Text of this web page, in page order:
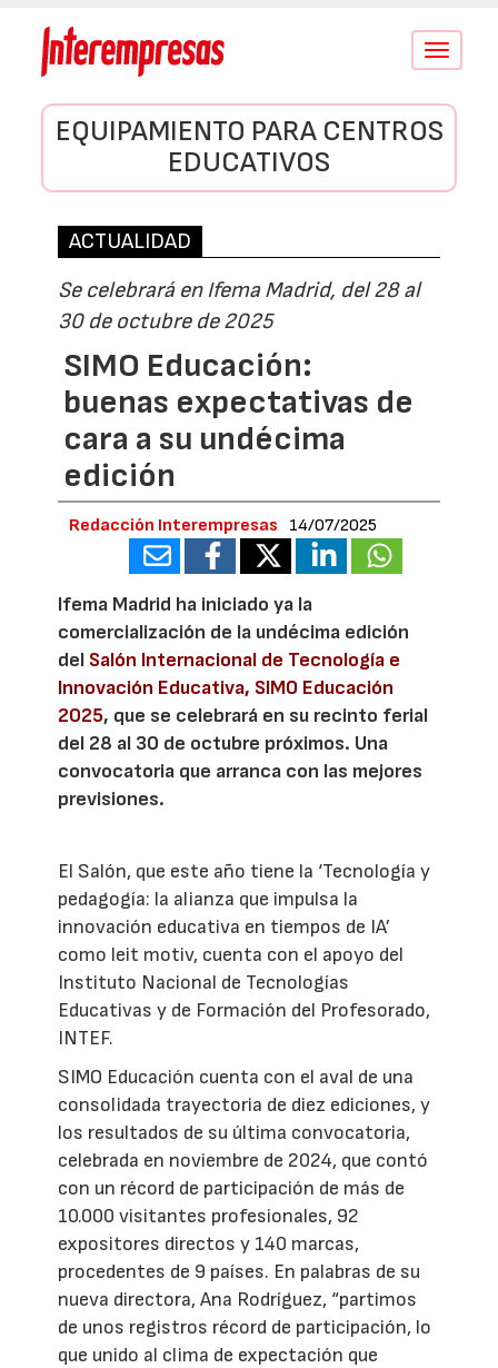
Conmutar
EQUIPAMIENTO PARA CENTROS
EDUCATIVOS
ACTUALIDAD
Se celebrará en Ifema Madrid, del 28 al
30 de octubre de 2025
SIMO Educación:
buenas expectativas de
cara a su undécima
edición
Redacción Interempresas 14/07/2025
Ifema Madrid ha iniciado ya la
comercialización de la undécima edición
del Salón Internacional de Tecnología e
Innovación Educativa, SIMO Educación
2025, que se celebrará en su recinto ferial
del 28 al 30 de octubre próximos. Una
convocatoria que arranca con las mejores
previsiones.
El Salón, que este año tiene la ‘Tecnología y
pedagogía: la alianza que impulsa la
innovación educativa en tiempos de IA’
como leit motiv, cuenta con el apoyo del
Instituto Nacional de Tecnologías
Educativas y de Formación del Profesorado,
INTEF.
SIMO Educación cuenta con el aval de una
consolidada trayectoria de diez ediciones, y
los resultados de su última convocatoria,
celebrada en noviembre de 2024, que contó
con un récord de participación de más de
10.000 visitantes profesionales, 92
expositores directos y 140 marcas,
procedentes de 9 países. En palabras de su
nueva directora, Ana Rodríguez, “partimos
de unos registros récord de participación, lo
que unido al clima de expectación que